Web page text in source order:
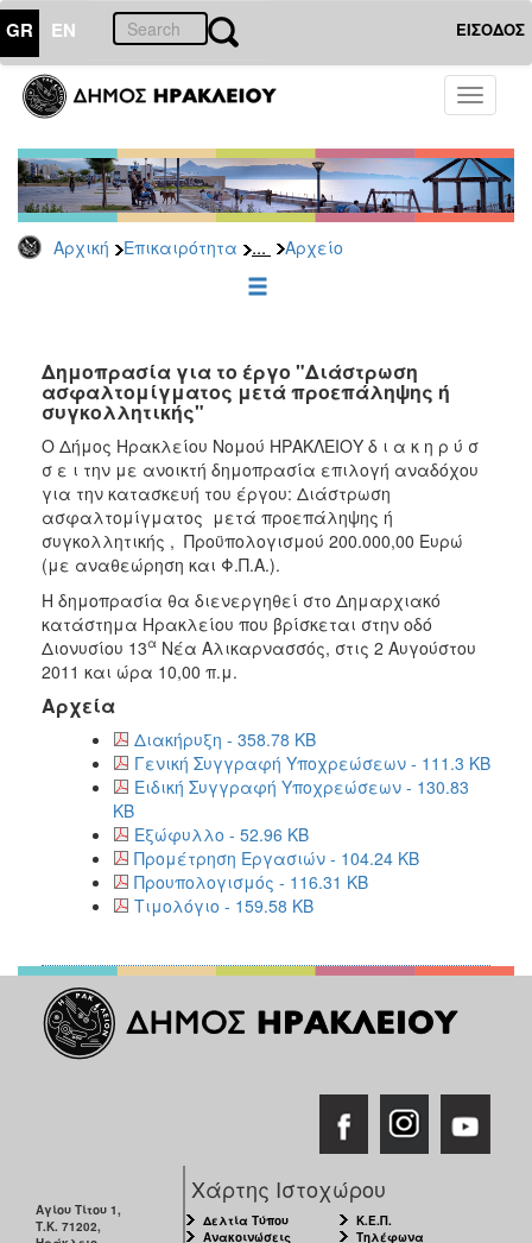
GR EN ΕΙΣΟΔΟΣ
Toggle
Αρχική Επικαιρότητα ... Αρχείο
ΕΠΙΚΑΙΡΟΤΗΤΑ
-
Δημοπρασίες
Αρχείο
2026
2022
2020
2019
2018
2017
2016
2015
2013
Δημοπρασία για το έργο "Διάστρωση
ασφαλτομίγματος μετά προεπάληψης ή
συγκολλητικής"
Ο Δήμος Ηρακλείου Νομού ΗΡΑΚΛΕΙΟΥ δ ι α κ η ρ ύ σ
σ ε ι την με ανοικτή δημοπρασία επιλογή αναδόχου
για την κατασκευή του έργου: Διάστρωση
ασφαλτομίγματος μετά προεπάληψης ή
συγκολλητικής , Προϋπολογισμού 200.000,00 Ευρώ
(με αναθεώρηση και Φ.Π.Α.).
Η δημοπρασία θα διενεργηθεί στο Δημαρχιακό
κατάστημα Ηρακλείου που βρίσκεται στην οδό
Διονυσίου 13α Νέα Αλικαρνασσός, στις 2 Αυγούστου
2011 και ώρα 10,00 π.μ.
Αρχεία
Διακήρυξη - 358.78 KB
Γενική Συγγραφή Υποχρεώσεων - 111.3 KB
Ειδική Συγγραφή Υποχρεώσεων - 130.83
KB
Εξώφυλλο - 52.96 KB
Προμέτρηση Εργασιών - 104.24 KB
Προυπολογισμός - 116.31 KB
Τιμολόγιο - 159.58 KB
Αγίου Τίτου 1,
Τ.Κ. 71202,
Χάρτης Ιστοχώρου
Δελτία Τύπου
Ανακοινώσεις
Κ.Ε.Π.
Τηλέφωνα